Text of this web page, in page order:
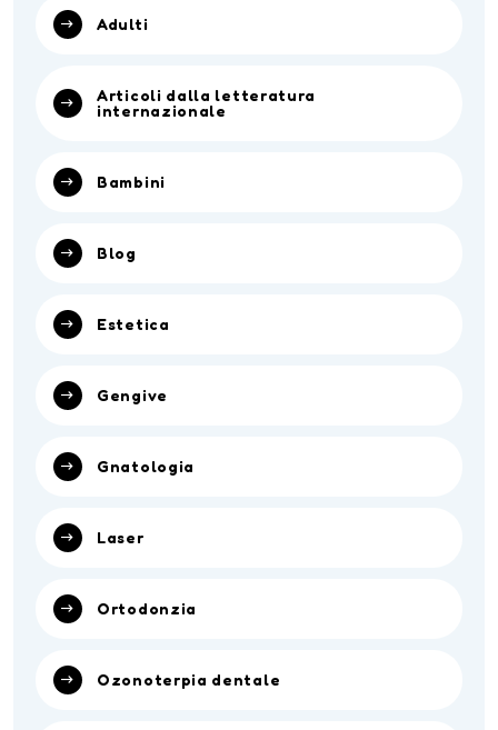
Adulti
Articoli dalla letteratura
internazionale
Bambini
Blog
Estetica
Gengive
Gnatologia
Laser
Ortodonzia
Ozonoterpia dentale